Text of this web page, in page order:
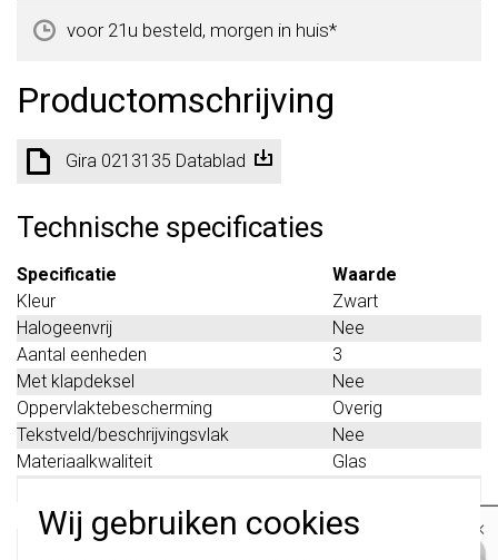
Wij gebruiken cookies
voor 21u besteld, morgen in huis*
Productomschrijving
Gira 0213135 Datablad
Technische specificaties
Specificatie
Waarde
Kleur
Zwart
Halogeenvrij
Nee
Aantal eenheden
3
Met klapdeksel
Nee
Oppervlaktebescherming
Overig
Tekstveld/beschrijvingsvlak
Nee
Materiaalkwaliteit
Glas
Bevestigingswijze
Klembevestiging
Montagerichting
Horizontaal en
×